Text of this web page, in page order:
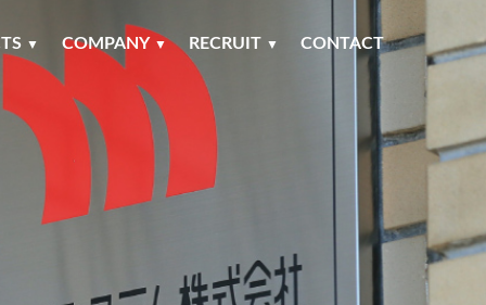
▼ COMPANY ▼ RECRUIT ▼ CONTACT